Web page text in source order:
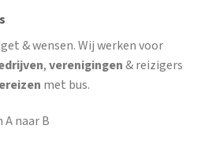
& wensen. Wij werken voor
,verenigingen& reizigers
met bus.
naar B